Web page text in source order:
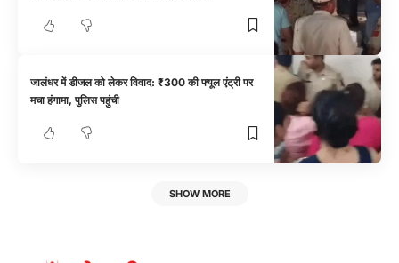
जालंधर में डीजल को लेकर विवाद: ₹300 की फ्यूल एंट्री पर
मचा हंगामा, पुलिस पहुंची
SHOW MORE